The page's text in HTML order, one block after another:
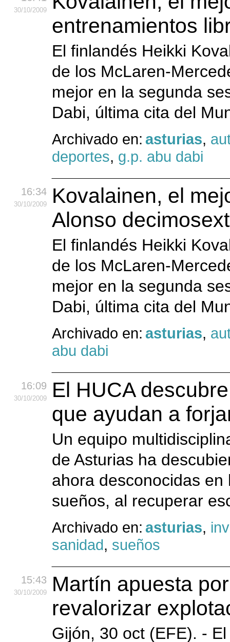
30/10/2009
entrenamientos
El finlandés Heikki
de los McLaren-
mejor en la segunda
Dabi, última cita del
Archivado en: asturias,
deportes, g.p. abu dabi
16:34
30/10/2009
Kovalainen, el
Alonso
El finlandés Heikki
de los McLaren-
mejor en la segunda
Dabi, última cita del
Archivado en: asturias,
abu dabi
16:09
30/10/2009
El HUCA
que ayudan a
Un equipo
de Asturias ha
ahora desconocidas
sueños, al recuperar
Archivado en: asturias,
sanidad, sueños
15:43
30/10/2009
Martín apuesta
revalorizar
Gijón, 30 oct (EFE). -